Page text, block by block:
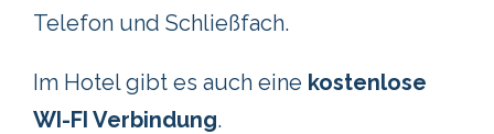
Telefon und Schließfach.
Im Hotel gibt es auch eine kostenlose
WI-FI Verbindung.